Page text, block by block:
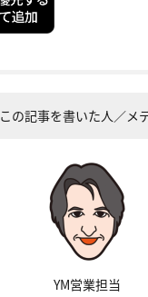
この記事を書いた人／メ
YM営業担当